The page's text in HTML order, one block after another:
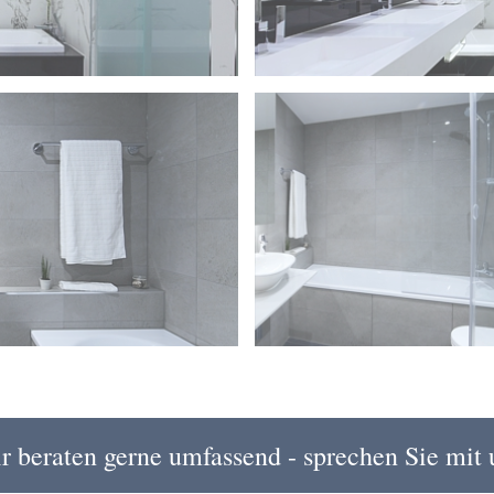
beraten gerne umfassend - sprechen Sie mit